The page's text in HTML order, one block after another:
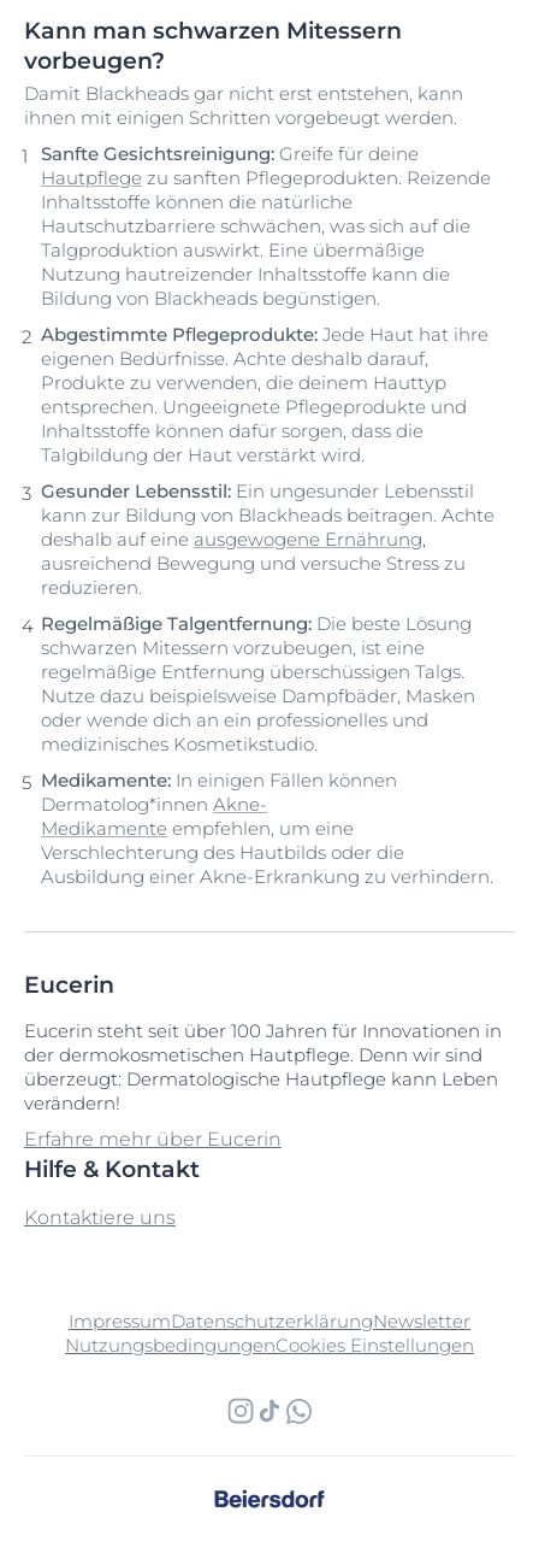
Kann man schwarzen Mitessern
vorbeugen?
Damit Blackheads gar nicht erst entstehen, kann
ihnen mit einigen Schritten vorgebeugt werden.
Sanfte Gesichtsreinigung: Greife für deine
Hautpflege zu sanften Pflegeprodukten. Reizende
Inhaltsstoffe können die natürliche
Hautschutzbarriere schwächen, was sich auf die
Talgproduktion auswirkt. Eine übermäßige
Nutzung hautreizender Inhaltsstoffe kann die
Bildung von Blackheads begünstigen.
Abgestimmte Pflegeprodukte: Jede Haut hat ihre
eigenen Bedürfnisse. Achte deshalb darauf,
Produkte zu verwenden, die deinem Hauttyp
entsprechen. Ungeeignete Pflegeprodukte und
Inhaltsstoffe können dafür sorgen, dass die
Talgbildung der Haut verstärkt wird.
Gesunder Lebensstil: Ein ungesunder Lebensstil
kann zur Bildung von Blackheads beitragen. Achte
deshalb auf eine ausgewogene Ernährung,
ausreichend Bewegung und versuche Stress zu
reduzieren.
Regelmäßige Talgentfernung: Die beste Lösung
schwarzen Mitessern vorzubeugen, ist eine
regelmäßige Entfernung überschüssigen Talgs.
Nutze dazu beispielsweise Dampfbäder, Masken
oder wende dich an ein professionelles und
medizinisches Kosmetikstudio.
Medikamente: In einigen Fällen können
Dermatolog*innen Akne-
Medikamente empfehlen, um eine
Verschlechterung des Hautbilds oder die
Ausbildung einer Akne-Erkrankung zu verhindern.
Eucerin
Eucerin steht seit über 100 Jahren für Innovationen in
der dermokosmetischen Hautpflege. Denn wir sind
überzeugt: Dermatologische Hautpflege kann Leben
verändern!
Erfahre mehr über Eucerin
Hilfe & Kontakt
Kontaktiere uns
ImpressumDatenschutzerklärungNewsletter
NutzungsbedingungenCookies Einstellungen